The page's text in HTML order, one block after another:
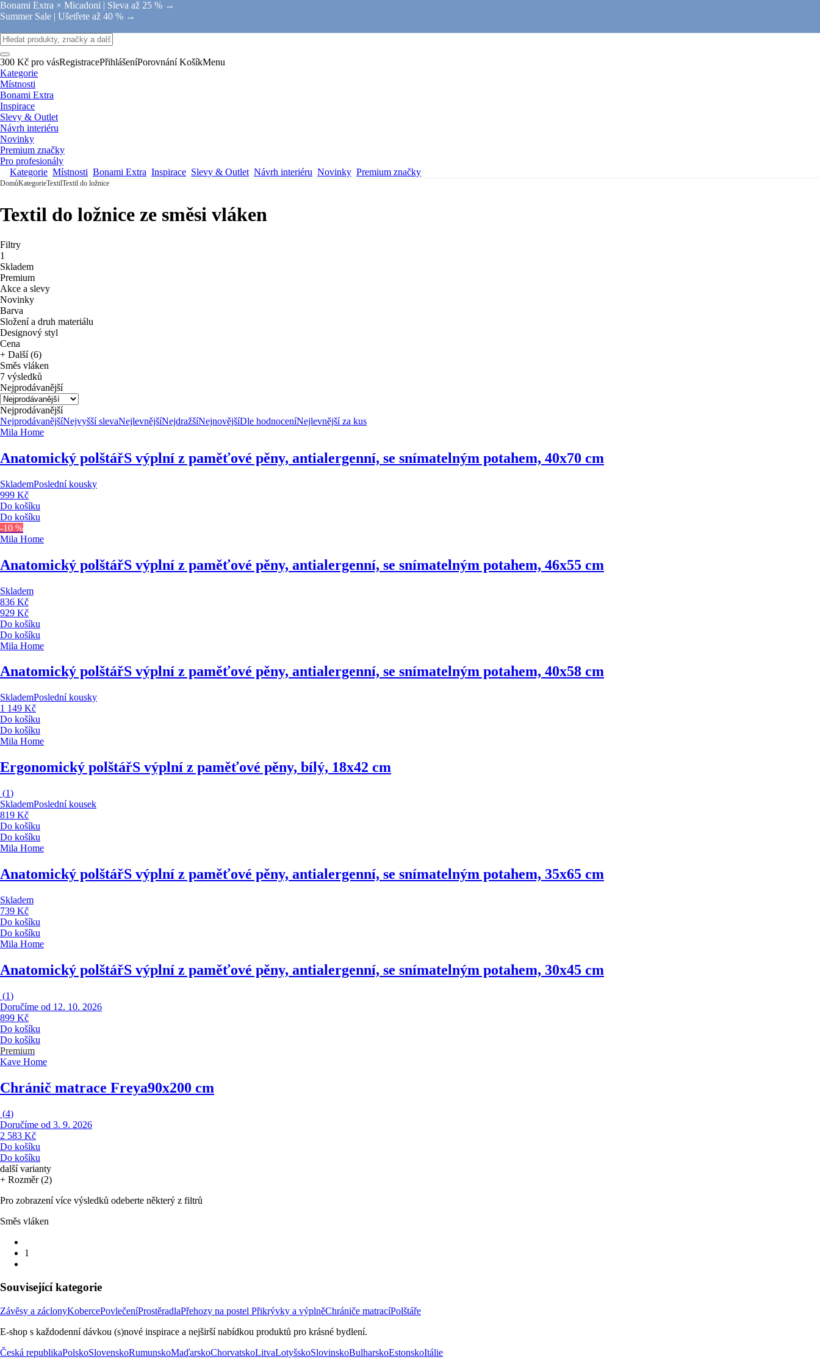
Bonami Extra × Micadoni | Sleva až 25 % →
Summer Sale | Ušetřete až 40 % →
300 Kč pro vásRegistracePřihlášeníPorovnání KošíkMenu
Kategorie
Místnosti
Bonami Extra
Inspirace
Slevy & Outlet
Návrh interiéru
Novinky
Premium značky
Pro profesionály
Kategorie Místnosti Bonami Extra Inspirace Slevy & Outlet Návrh interiéru Novinky Premium značky
DomůKategorieTextilTextil do ložnice
Textil do ložnice ze směsi vláken
Filtry
1
Skladem
Premium
Akce a slevy
Novinky
Barva
Složení a druh materiálu
Designový styl
Cena
+ Další (6)
Směs vláken
7 výsledků
Nejprodávanější
Nejprodávanější
NejprodávanějšíNejvyšší slevaNejlevnějšíNejdražšíNejnovějšíDle hodnoceníNejlevnější za kus
Mila Home
Anatomický polštářS výplní z paměťové pěny, antialergenní, se snímatelným potahem, 40x70 cm
SklademPoslední kousky
999 Kč
Do košíku
Do košíku
-10 %
Mila Home
Anatomický polštářS výplní z paměťové pěny, antialergenní, se snímatelným potahem, 46x55 cm
Skladem
836 Kč
929 Kč
Do košíku
Do košíku
Mila Home
Anatomický polštářS výplní z paměťové pěny, antialergenní, se snímatelným potahem, 40x58 cm
SklademPoslední kousky
1 149 Kč
Do košíku
Do košíku
Mila Home
Ergonomický polštářS výplní z paměťové pěny, bílý, 18x42 cm
(1)
SklademPoslední kousek
819 Kč
Do košíku
Do košíku
Mila Home
Anatomický polštářS výplní z paměťové pěny, antialergenní, se snímatelným potahem, 35x65 cm
Skladem
739 Kč
Do košíku
Do košíku
Mila Home
Anatomický polštářS výplní z paměťové pěny, antialergenní, se snímatelným potahem, 30x45 cm
(1)
Doručíme od 12. 10. 2026
899 Kč
Do košíku
Do košíku
Premium
Kave Home
Chránič matrace Freya90x200 cm
(4)
Doručíme od 3. 9. 2026
2 583 Kč
Do košíku
Do košíku
další varianty
+ Rozměr (2)
Pro zobrazení více výsledků odeberte některý z filtrů
Směs vláken
1
Související kategorie
Závěsy a záclonyKobercePovlečeníProstěradlaPřehozy na postel Přikrývky a výplněChrániče matracíPolštáře
E-shop s každodenní dávkou (s)nové inspirace a nejširší nabídkou produktů pro krásné bydlení.
Česká republikaPolskoSlovenskoRumunskoMaďarskoChorvatskoLitvaLotyšskoSlovinskoBulharskoEstonskoItálie